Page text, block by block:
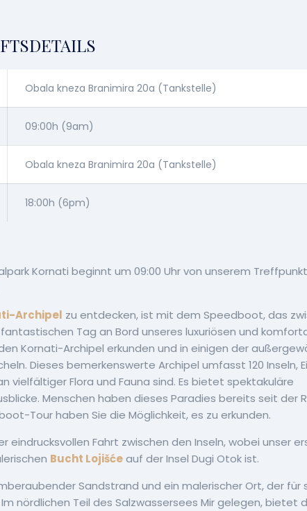
Obala kneza Branimira 20a (Tankstelle)
09:00h (9am)
Obala kneza Branimira 20a (Tankstelle)
18:00h (6pm)
Kornati beginnt um 09:00 Uhr von unserem
Archipel zu entdecken, ist mit dem Speedboot, das
Tag an Bord unseres luxuriösen und
Kornati-Archipel erkunden und in einigen der
Dieses bemerkenswerte Archipel umfasst 120 Inseln,
vielfältiger Flora und Fauna sind. Es bietet spektakuläre
Menschen haben dieses Paradies bereits seit der
Tour haben Sie die Möglichkeit, es zu erkunden.
eindrucksvollen Fahrt zwischen den Inseln, wobei unser
Bucht Lojišćeauf der Insel Dugi Otok ist.
Sandstrand und ein malerischer Ort, der für
nördlichen Teil des Salzwassersees Mir gelegen, bietet